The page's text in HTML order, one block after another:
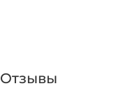
Отзывы